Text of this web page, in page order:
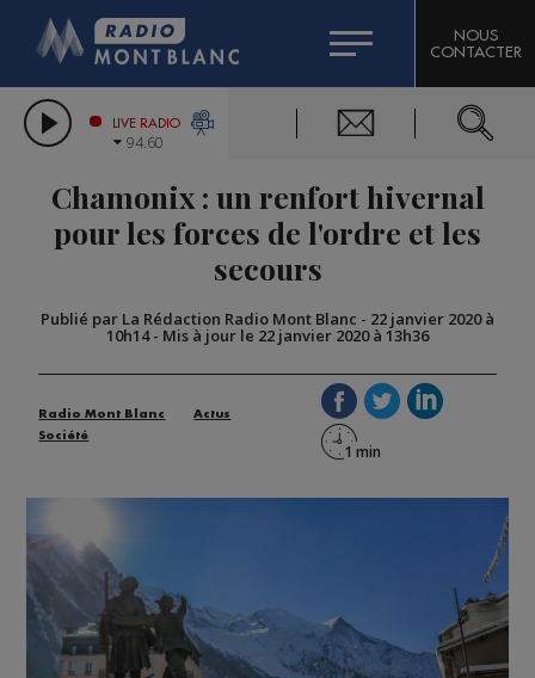
LES CHRONIQUES DE L'EXPERT
CITIZEN MACHINERY
GRAND MASSIF DOMAINES SKIABLES
BIGARD
COMPAGNIE DU MONT-BLANC
NOUS
CONTACTER
LIVE RADIO
94.60
Chamonix : un renfort hivernal
pour les forces de l'ordre et les
secours
Publié par La Rédaction Radio Mont Blanc - 22 janvier 2020 à
10h14- Mis à jour le 22 janvier 2020 à 13h36
Radio Mont Blanc
Actus
Société